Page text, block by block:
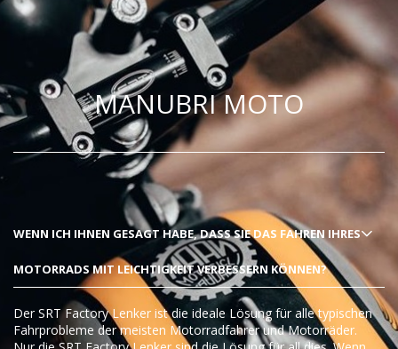
MANUBRI MOTO
WENN ICH IHNEN GESAGT HABE, DASS SIE DAS FAHREN IHRES
MOTORRADS MIT LEICHTIGKEIT VERBESSERN KÖNNEN?
Der SRT Factory Lenker ist die ideale Lösung für alle typischen
Fahrprobleme der meisten Motorradfahrer und Motorräder.